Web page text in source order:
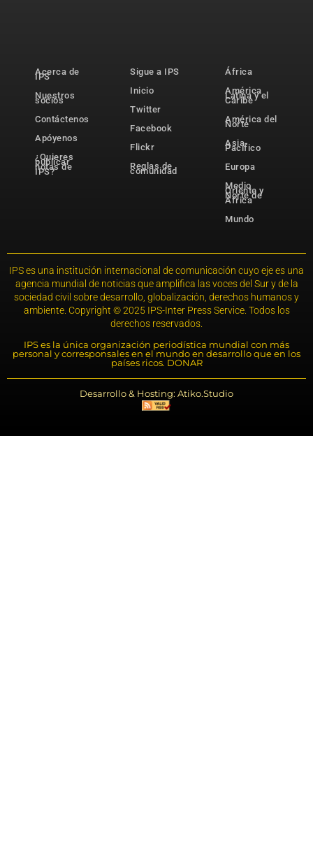
Acerca de
IPS
Nuestros
socios
Contáctenos
Apóyenos
¿Quieres
publicar
notas de
IPS?
Sigue a IPS
Inicio
Twitter
Facebook
Flickr
Reglas de
comunidad
África
América
Latina y el
Caribe
América del
Norte
Asia-
Pacífico
Europa
Medio
Oriente y
Norte de
África
Mundo
IPS es una institución internacional de comunicación cuyo eje es una
agencia mundial de noticias que amplifica las voces del Sur y de la
sociedad civil sobre desarrollo, globalización, derechos humanos y
ambiente. Copyright © 2025 IPS-Inter Press Service. Todos los
derechos reservados.
IPS es la única organización periodística mundial con más
personal y corresponsales en el mundo en desarrollo que en los
países ricos. DONAR
Desarrollo & Hosting: Atiko.Studio